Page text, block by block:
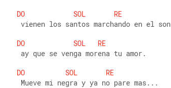
DO
SOL
RE
vienen los santos marchando en el son
DO
SOL
RE
ay que se venga morena tu amor.
DO
SOL
RE
Mueve mi negra y ya no pare mas...